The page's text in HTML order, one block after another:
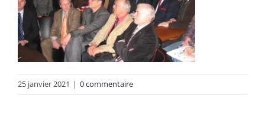
25 janvier 2021 | 0 commentaire